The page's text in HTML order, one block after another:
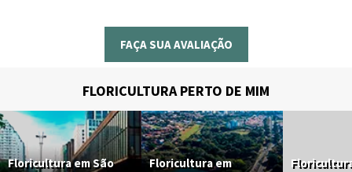
FAÇA SUA AVALIAÇÃO
FLORICULTURA PERTO DE MIM
Floricultura em São
Floricultura em